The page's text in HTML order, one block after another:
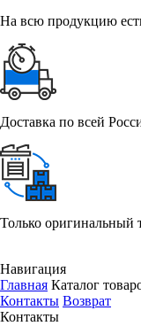
На всю продукцию
Доставка по всей
Только оригинальный
Навигация
Главная Каталог
Контакты Возврат
Контакты